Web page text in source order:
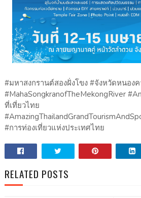
#มหาสงกรานต์สองฝั่งโขง #จังหวัดหนอง
#MahaSongkranofTheMekongRiver
ที่เที่ยวไทย
#การท่องเที่ยวแห่งประเทศไทย
RELATED POSTS